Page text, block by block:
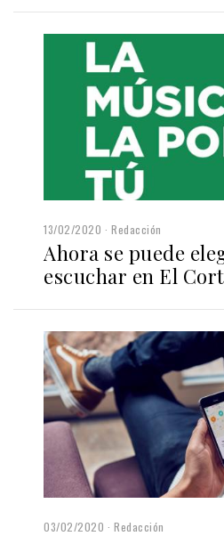
13/02/2020 Redacción
Ahora se puede
escuchar en El
03/02/2020 Redacción